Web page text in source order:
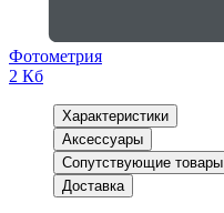
Фотометрия
2 Кб
Характеристики
Аксессуары
Сопутствующие товары
Доставка